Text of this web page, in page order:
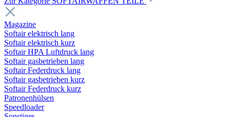
Magazine
Softair elektrisch lang
Softair elektrisch kurz
Softair HPA Luftdruck lang
Softair gasbetrieben lang
Softair Federdruck lang
Softair gasbetrieben kurz
Softair Federdruck kurz
Patronenhülsen
Speedloader